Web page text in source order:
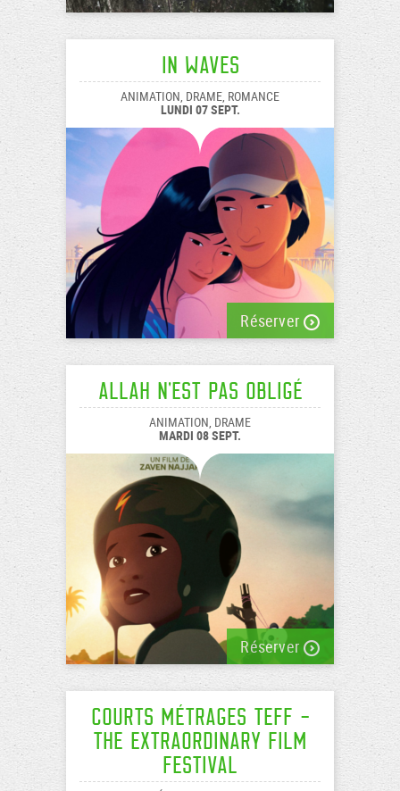
In Waves
ANIMATION, DRAME, ROMANCE
LUNDI 07 SEPT.
Réserver
Allah n'est pas obligé
ANIMATION, DRAME
MARDI 08 SEPT.
Réserver
Courts Métrages TEFF -
The Extraordinary Film
Festival